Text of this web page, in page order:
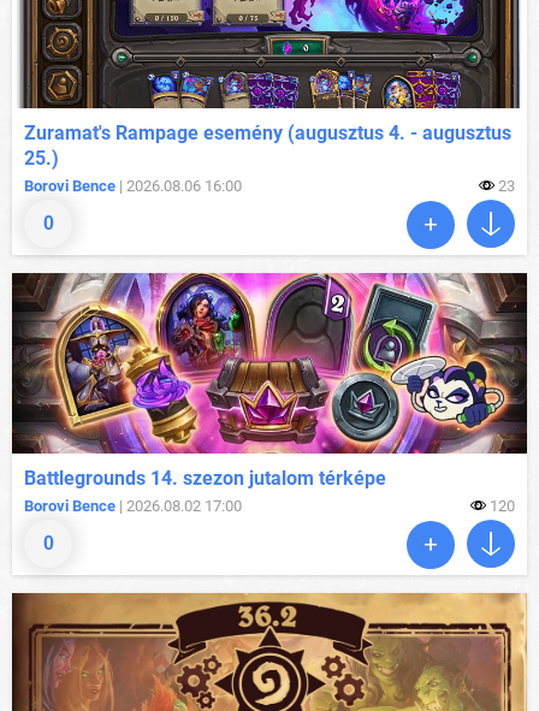
0
Zuramat's Rampage esemény (augusztus 4. - augusztus
25.)
Borovi Bence | 2026.08.06 16:00 23
0
Battlegrounds 14. szezon jutalom térképe
Borovi Bence | 2026.08.02 17:00 120